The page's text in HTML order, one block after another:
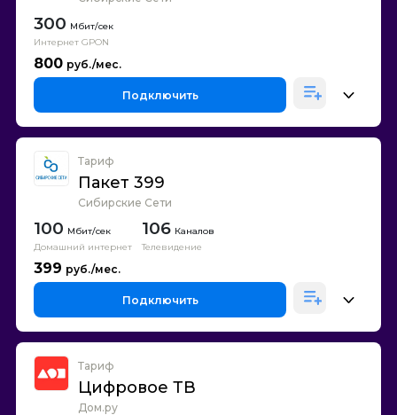
300
Интернет GPON
800
Подключить
Тариф
Пакет 399
Сибирские Сети
100
Домашний интернет
106 Каналов
Телевидение
399
Подключить
Тариф
Цифровое ТВ
Дом.ру